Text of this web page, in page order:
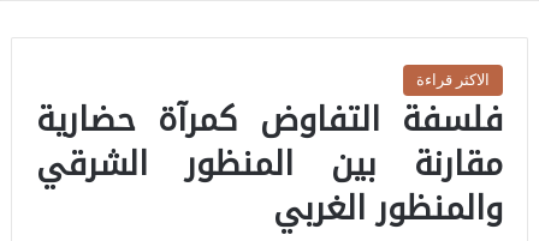
الاكثر قراءة
فلسفة التفاوض كمرآة حضارية
مقارنة بين المنظور الشرقي
والمنظور الغربي